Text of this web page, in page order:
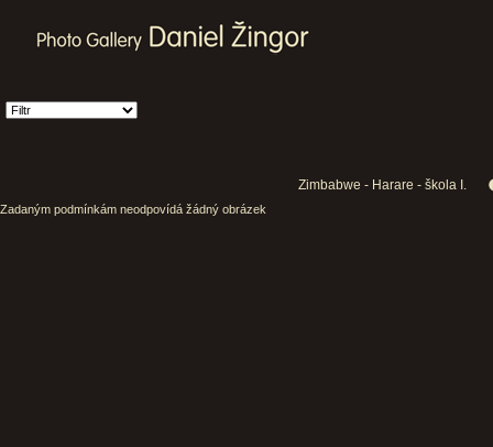
Zimbabwe - Harare - škola I.
Zadaným podmínkám neodpovídá žádný obrázek